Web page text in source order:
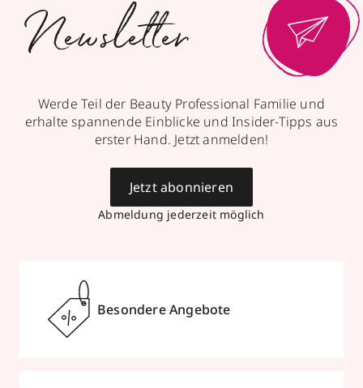
Newsletter
mit Trends
& Aktionen
Werde Teil der Beauty Professional Familie und
erhalte spannende Einblicke und Insider-Tipps aus
erster Hand. Jetzt anmelden!
Abmeldung jederzeit möglich
Jetzt abonnieren
Besondere Angebote